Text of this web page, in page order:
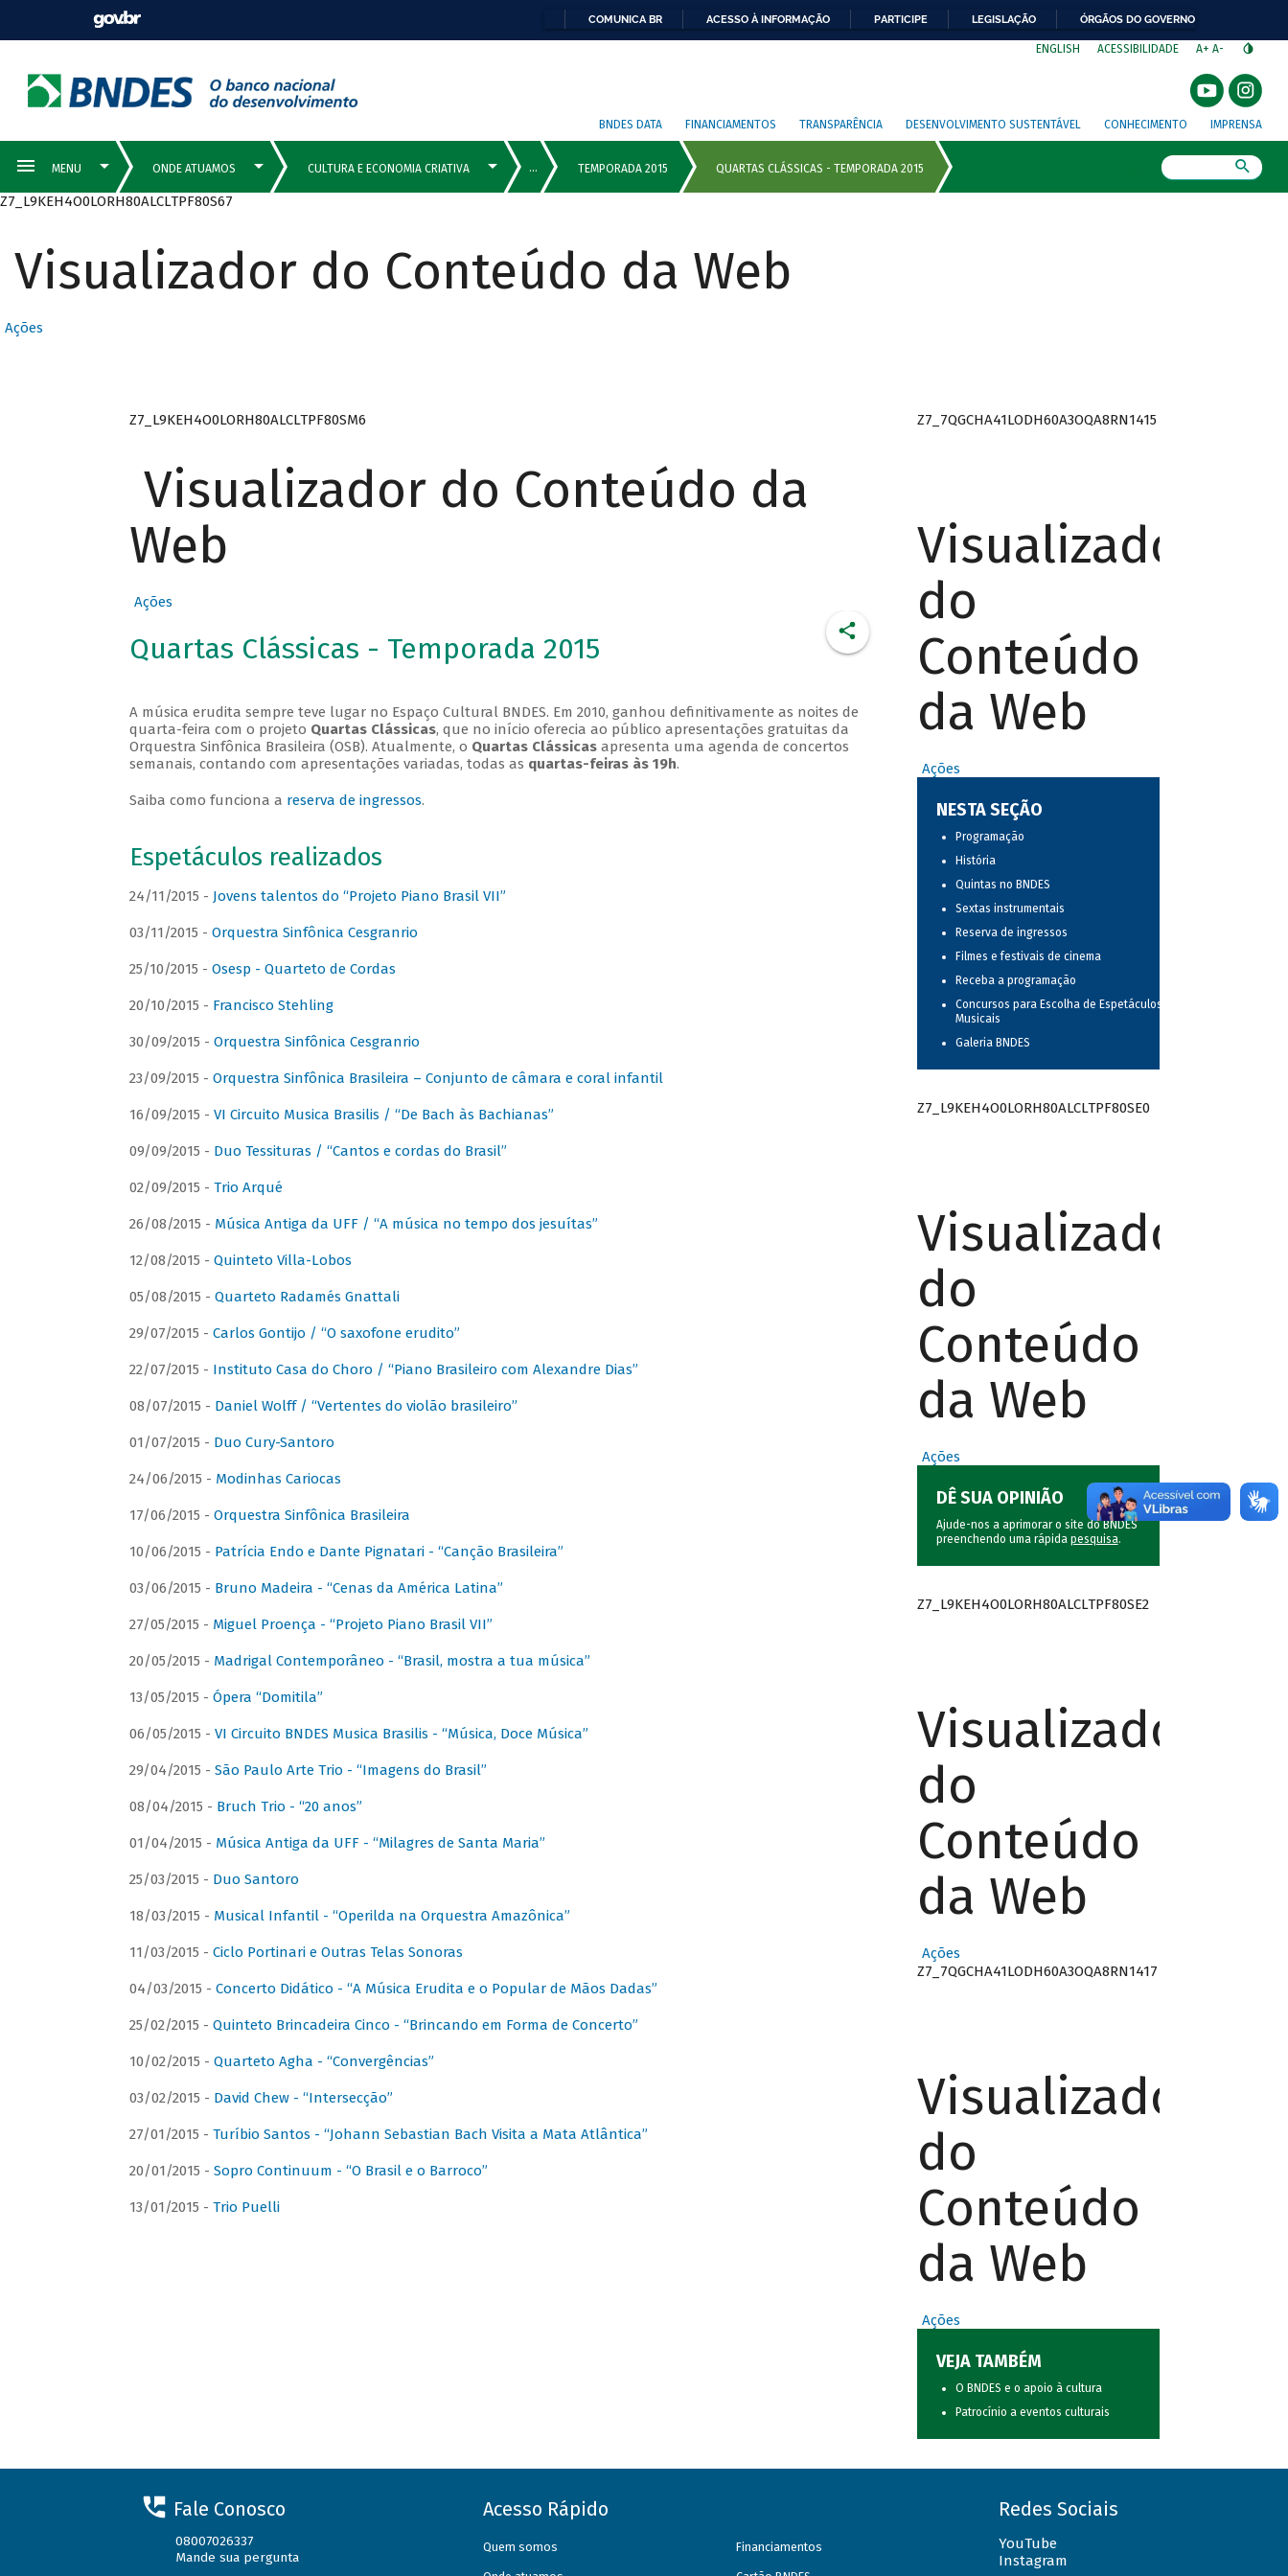
COMUNICA BR ACESSO À INFORMAÇÃO PARTICIPE LEGISLAÇÃO ÓRGÃOS DO GOVERNO
ENGLISH ACESSIBILIDADE A+ A-
BNDES DATA FINANCIAMENTOS TRANSPARÊNCIA DESENVOLVIMENTO SUSTENTÁVEL CONHECIMENTO IMPRENSA
Z7_L9KEH4O0LORH80ALCLTPF80S67
Visualizador do Conteúdo da Web
Ações
Z7_L9KEH4O0LORH80ALCLTPF80SM6
Visualizador do Conteúdo da
Web
Ações
Quartas Clássicas - Temporada 2015
A música erudita sempre teve lugar no Espaço Cultural BNDES. Em 2010, ganhou definitivamente as noites de
quarta-feira com o projeto Quartas Clássicas, que no início oferecia ao público apresentações gratuitas da
Orquestra Sinfônica Brasileira (OSB). Atualmente, o Quartas Clássicasapresenta uma agenda de concertos
semanais, contando com apresentações variadas, todas as quartas-feiras às 19h.
Saiba como funciona a reserva de ingressos.
Espetáculos realizados
24/11/2015 - Jovens talentos do “Projeto Piano Brasil VII”
03/11/2015 - Orquestra Sinfônica Cesgranrio
25/10/2015 - Osesp - Quarteto de Cordas
20/10/2015 - Francisco Stehling
30/09/2015 - Orquestra Sinfônica Cesgranrio
23/09/2015 - Orquestra Sinfônica Brasileira – Conjunto de câmara e coral infantil
16/09/2015 - VI Circuito Musica Brasilis / “De Bach às Bachianas”
09/09/2015 - Duo Tessituras / “Cantos e cordas do Brasil”
02/09/2015 - Trio Arqué
26/08/2015 - Música Antiga da UFF / “A música no tempo dos jesuítas”
12/08/2015 - Quinteto Villa-Lobos
05/08/2015 - Quarteto Radamés Gnattali
29/07/2015 - Carlos Gontijo / “O saxofone erudito”
22/07/2015 - Instituto Casa do Choro / “Piano Brasileiro com Alexandre Dias”
08/07/2015 - Daniel Wolff / “Vertentes do violão brasileiro”
01/07/2015 - Duo Cury-Santoro
24/06/2015 - Modinhas Cariocas
17/06/2015 - Orquestra Sinfônica Brasileira
10/06/2015 - Patrícia Endo e Dante Pignatari - “Canção Brasileira”
03/06/2015 - Bruno Madeira - “Cenas da América Latina”
27/05/2015 - Miguel Proença - “Projeto Piano Brasil VII”
20/05/2015 - Madrigal Contemporâneo - “Brasil, mostra a tua música”
13/05/2015 - Ópera “Domitila”
06/05/2015 - VI Circuito BNDES Musica Brasilis - “Música, Doce Música”
29/04/2015 - São Paulo Arte Trio - “Imagens do Brasil”
08/04/2015 - Bruch Trio - “20 anos”
01/04/2015 - Música Antiga da UFF - “Milagres de Santa Maria”
25/03/2015 - Duo Santoro
18/03/2015 - Musical Infantil - “Operilda na Orquestra Amazônica”
11/03/2015 - Ciclo Portinari e Outras Telas Sonoras
04/03/2015 - Concerto Didático - “A Música Erudita e o Popular de Mãos Dadas”
25/02/2015 - Quinteto Brincadeira Cinco - “Brincando em Forma de Concerto”
10/02/2015 - Quarteto Agha - “Convergências”
03/02/2015 - David Chew - “Intersecção”
27/01/2015 - Turíbio Santos - “Johann Sebastian Bach Visita a Mata Atlântica”
20/01/2015 - Sopro Continuum - “O Brasil e o Barroco”
13/01/2015 - Trio Puelli
Z7_7QGCHA41LODH60A3OQA8RN1415
Visualizador
do
Conteúdo
da Web
Ações
NESTA SEÇÃO
Programação
História
Quintas no BNDES
Sextas instrumentais
Reserva de ingressos
Filmes e festivais de cinema
Receba a programação
Concursos para Escolha de Espetáculos
Musicais
Galeria BNDES
Z7_L9KEH4O0LORH80ALCLTPF80SE0
Visualizador
do
Conteúdo
da Web
Ações
DÊ SUA OPINIÃO
Ajude-nos a aprimorar o site do BNDES
preenchendo uma rápida pesquisa.
Z7_L9KEH4O0LORH80ALCLTPF80SE2
Visualizador
do
Conteúdo
da Web
Ações
Z7_7QGCHA41LODH60A3OQA8RN1417
Visualizador
do
Conteúdo
da Web
Ações
VEJA TAMBÉM
O BNDES e o apoio à cultura
Patrocínio a eventos culturais
Fale Conosco
08007026337
Mande sua pergunta
Acesso Rápido
Quem somos Financiamentos
Redes Sociais
YouTube
Instagram